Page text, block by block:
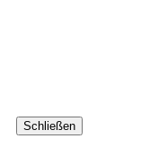
Schließen